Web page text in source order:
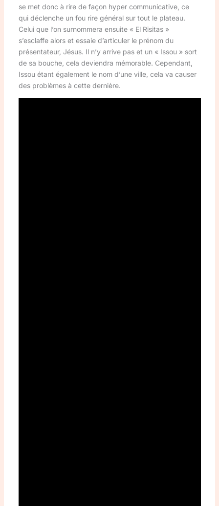
se met donc à rire de façon hyper communicative, ce
qui déclenche un fou rire général sur tout le plateau.
Celui que l’on surnommera ensuite « El Risitas »
s’esclaffe alors et essaie d’articuler le prénom du
présentateur, Jésus. Il n’y arrive pas et un « Issou » sort
de sa bouche, cela deviendra mémorable. Cependant,
Issou étant également le nom d’une ville, cela va causer
des problèmes à cette dernière.